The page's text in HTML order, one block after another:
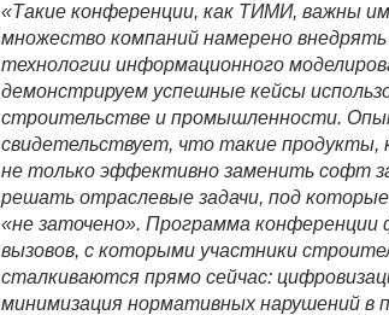
«Такие конференции, как ТИМИ, важны
множество компаний намерено
технологии информационного
демонстрируем успешные кейсы
строительстве и промышленности.
свидетельствует, что такие продукты,
не только эффективно заменить софт
решать отраслевые задачи, под
«не заточено». Программа
вызовов, с которыми участники
сталкиваются прямо сейчас:
минимизация нормативных нарушений в